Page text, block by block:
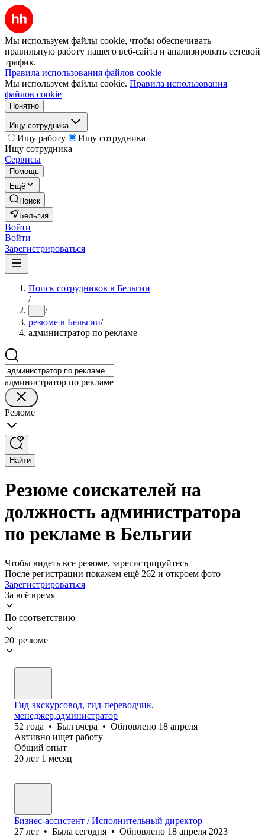
Мы используем файлы cookie, чтобы обеспечивать
правильную работу нашего веб-сайта и анализировать сетевой
трафик.
Правила использования файлов cookie
Мы используем файлы cookie. Правила использования
файлов cookie
Понятно
Ищу сотрудника
Ищу работу
Ищу сотрудника
Ищу сотрудника
Сервисы
Помощь
Ещё
Поиск
Бельгия
Войти
Войти
Зарегистрироваться
Поиск сотрудников в Бельгии
/
... /
резюме в Бельгии/
администратор по рекламе
администратор по рекламе
Резюме
Найти
Резюме соискателей на
должность администратора
по рекламе в Бельгии
Чтобы видеть все резюме, зарегистрируйтесь
После регистрации покажем ещё 262 и откроем фото
Зарегистрироваться
За всё время
По соответствию
20 резюме
Гид-экскурсовод, гид-переводчик,
менеджер,администратор
52 года • Был вчера • Обновлено 18 апреля
Активно ищет работу
Общий опыт
20 лет 1 месяц
Бизнес-ассистент / Исполнительный директор
27 лет • Была сегодня • Обновлено 18 апреля 2023